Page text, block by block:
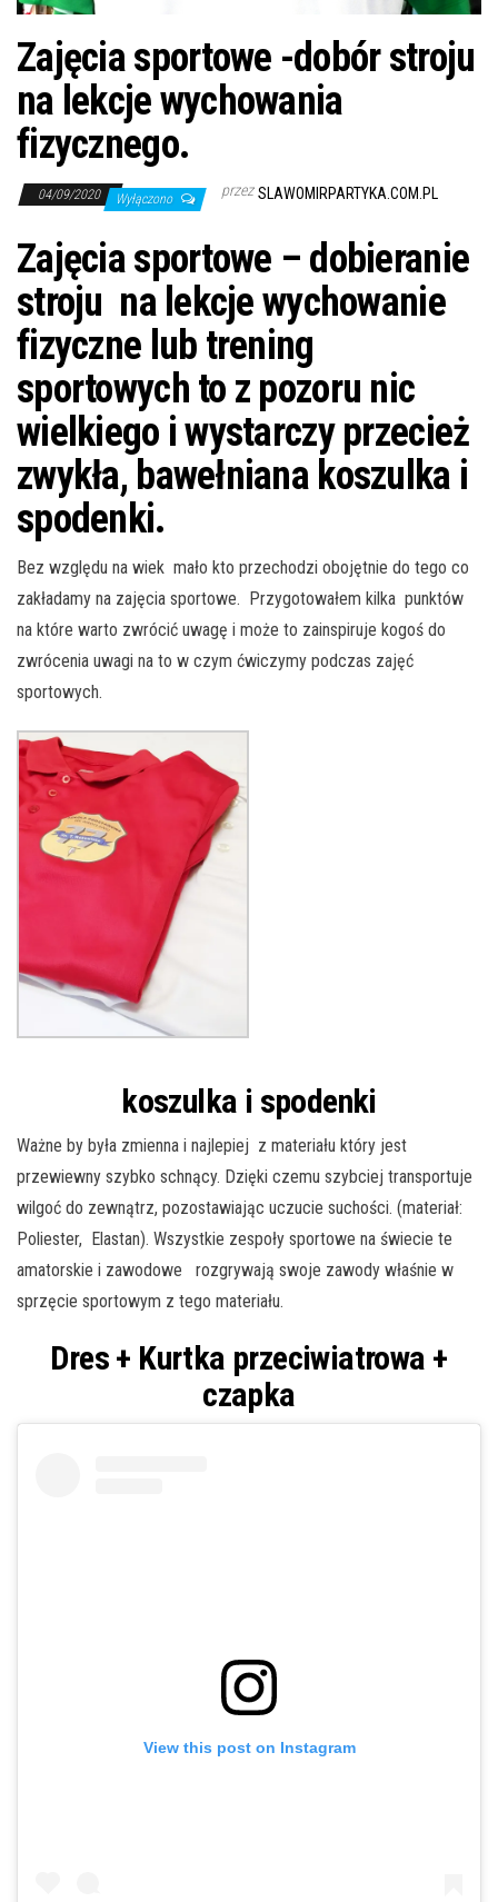
Zajęcia sportowe -dobór stroju
na lekcje wychowania
fizycznego.
04/09/2020 Wyłączono przez SLAWOMIRPARTYKA.COM.PL
Zajęcia sportowe – dobieranie
stroju na lekcje wychowanie
fizyczne lub trening
sportowych to z pozoru nic
wielkiego i wystarczy przecież
zwykła, bawełniana koszulka i
spodenki.
Bez względu na wiek mało kto przechodzi obojętnie do tego co
zakładamy na zajęcia sportowe. Przygotowałem kilka punktów
na które warto zwrócić uwagę i może to zainspiruje kogoś do
zwrócenia uwagi na to w czym ćwiczymy podczas zajęć
sportowych.
koszulka i spodenki
Ważne by była zmienna i najlepiej z materiału który jest
przewiewny szybko schnący. Dzięki czemu szybciej transportuje
wilgoć do zewnątrz, pozostawiając uczucie suchości. (materiał:
Poliester, Elastan). Wszystkie zespoły sportowe na świecie te
amatorskie i zawodowe rozgrywają swoje zawody właśnie w
sprzęcie sportowym z tego materiału.
Dres + Kurtka przeciwiatrowa +
czapka
View this post on Instagram